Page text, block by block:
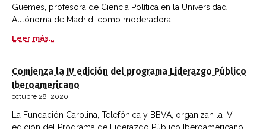
Güemes, profesora de Ciencia Política en la Universidad
Autónoma de Madrid, como moderadora.
Leer más...
Comienza la IV edición del programa Liderazgo Público
Iberoamericano
octubre 28, 2020
La Fundación Carolina, Telefónica y BBVA, organizan la IV